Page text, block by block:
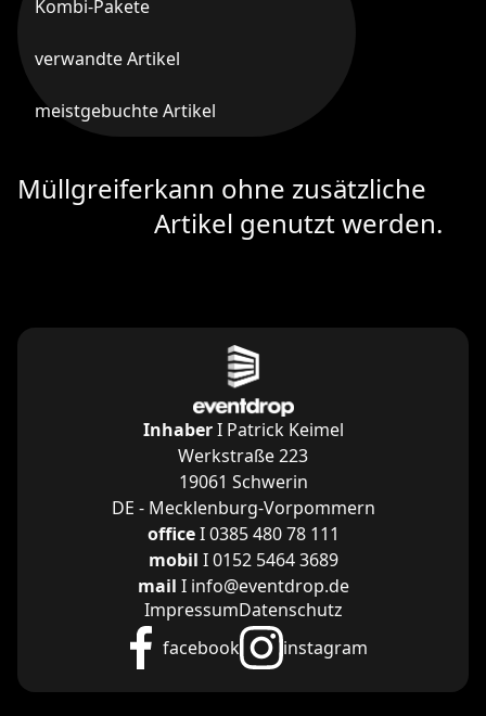
Kombi-Pakete
verwandte Artikel
meistgebuchte Artikel
Müllgreiferkann ohne zusätzliche
Artikel genutzt werden.
InhaberI Patrick Keimel
Werkstraße 223
19061 Schwerin
DE - Mecklenburg-Vorpommern
officeI 0385 480 78 111
mobil I 0152 5464 3689
mail I info@eventdrop.de
ImpressumDatenschutz
facebook
instagram